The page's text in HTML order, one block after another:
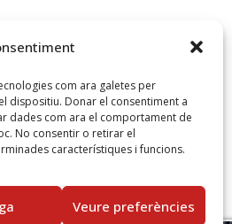
com ara galetes per
dispositiu. Donar el consentiment a
dades com ara el comportament de
No consentir o retirar el
característiques i funcions.
Veure preferències